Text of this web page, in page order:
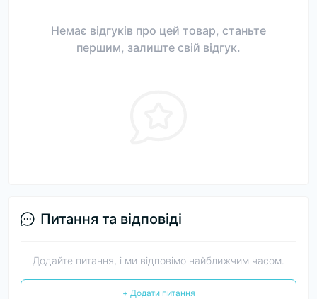
Немає відгуків про цей товар, станьте
першим, залиште свій відгук.
Питання та відповіді
Додайте питання, і ми відповімо найближчим часом.
+ Додати питання